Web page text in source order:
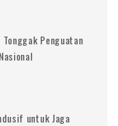
Penguatan
untuk Jaga